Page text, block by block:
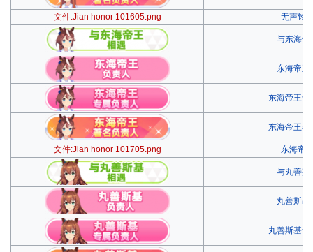
文件:Jian honor 101605.png 无声铃
与东海帝
东海帝王
东海帝王专
东海帝王著
文件:Jian honor 101705.png 东海帝
与丸善斯
丸善斯基
丸善斯基专